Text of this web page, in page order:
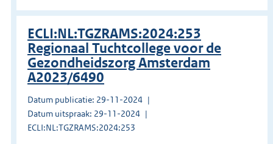
ECLI:NL:TGZRAMS:2024:253
Regionaal Tuchtcollege voor de
Gezondheidszorg Amsterdam
A2023/6490
Datum publicatie: 29-11-2024
Datum uitspraak: 29-11-2024
ECLI:NL:TGZRAMS:2024:253